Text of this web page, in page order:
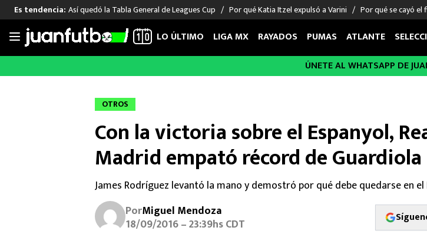
Saltar
Es tendencia: Así quedó la Tabla General de Leagues Cup Por qué Katia Itzel expulsó a Varini Por qué se cayó el
LIGA MX
Chivas de Guadalajara
Liga MX Femenil
FUT INTERNACIONAL
Las Noticias
Selección Mexicana
Champions League
Europa League
Real Madrid
Barcelona
MEXICANOS EN EL EXTRANJERO
Memo Ochoa
Chino Huerta
Edson Álvarez
Santiago Giménez
Rodrigo Huescas
FIGURAS
Sergio Ramos
Giorgos
André Jardine
LO ÚLTIMO LIGA MX RAYADOS PUMAS ATLANTE
ÚNETE AL WHATSAPP DE
OTROS
Con la victoria sobre el Espanyol,
Madrid empató récord de Guardiola
James Rodríguez levantó la mano y demostró por qué debe quedarse en
PorMiguel Mendoza
18/09/2016 – 23:39hs CDT